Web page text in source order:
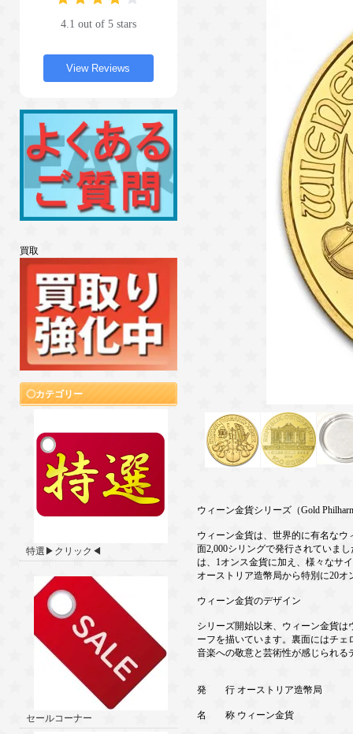
4.1 out of 5 stars
View Reviews
買取
カテゴリー
特選▶クリック◀
セールコーナー
ウィーン金貨シリーズ（Gold
ウィーン金貨は、世界的に有名な
面2,000シリングで発行されていま
は、1オンス金貨に加え、様々なサ
オーストリア造幣局から特別に20
ウィーン金貨のデザイン
シリーズ開始以来、ウィーン金貨
ーフを描いています。裏面にはチ
音楽への敬意と芸術性が感じられる
発 行 オーストリア造幣局
名 称 ウィーン金貨